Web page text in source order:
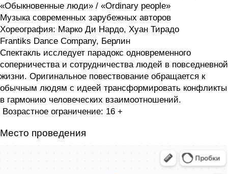
«Обыкновенные люди» / «Ordinary people»
Музыка современных зарубежных авторов
Хореография: Марко Ди Нардо, Хуан Тирадо
Frantiks Dance Company, Берлин
Спектакль исследует парадокс одновременного
соперничества и сотрудничества людей в повседневной
жизни. Оригинальное повествование обращается к
обычным людям c идеей трансформировать конфликты
в гармонию человеческих взаимоотношений.
Возрастное ограничение: 16 +
Место проведения